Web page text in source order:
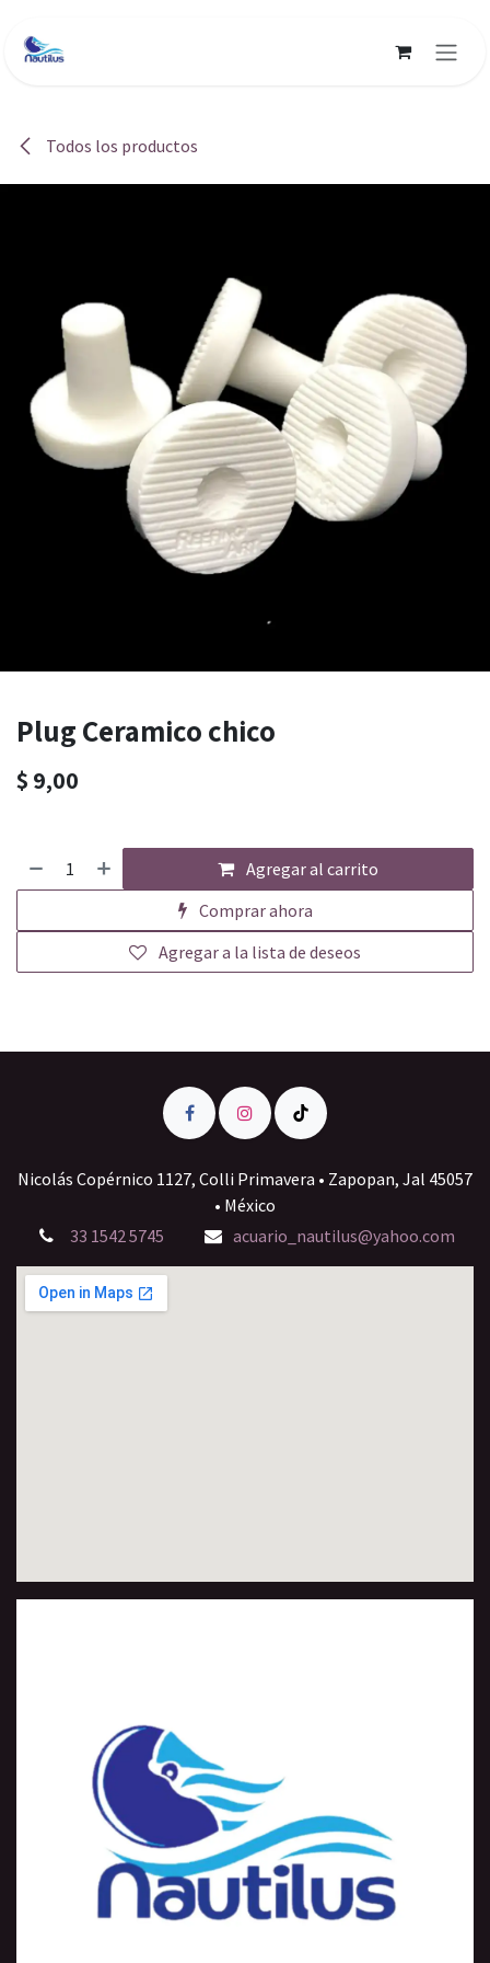
Todos los productos
Plug Ceramico chico
$ 9,00
Agregar al carrito
Comprar ahora
Agregar a la lista de deseos
Nicolás Copérnico 1127, Colli Primavera • Zapopan, Jal 45057
• México
33 1542 5745
acuario_nautilus@yahoo.com